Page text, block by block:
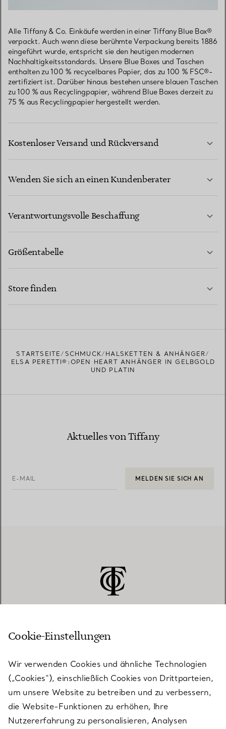
Alle Tiffany & Co. Einkäufe werden in einer Tiffany Blue Box®
verpackt. Auch wenn diese berühmte Verpackung bereits 1886
eingeführt wurde, entspricht sie den heutigen modernen
Nachhaltigkeitsstandards. Unsere Blue Boxes und Taschen
enthalten zu 100 % recycelbares Papier, das zu 100 % FSC®-
zertifiziert ist. Darüber hinaus bestehen unsere blauen Taschen
zu 100 % aus Recyclingpapier, während Blue Boxes derzeit zu
75 % aus Recyclingpapier hergestellt werden.
Kostenloser Versand und Rückversand
Wenden Sie sich an einen Kundenberater
Verantwortungsvolle Beschaffung
Größentabelle
Store finden
STARTSEITE SCHMUCK
HALSKETTEN & ANHÄNGER
ELSA PERETTI®:OPEN HEART ANHÄNGER IN GELBGOLD
UND PLATIN
Aktuelles von Tiffany
E-MAIL MELDEN SIE SICH AN
KUNDENSERVICE
SERVICES
ÜBER TIFFANY & CO.
Cookie-Einstellungen
Wir verwenden Cookies und ähnliche Technologien
(„Cookies“), einschließlich Cookies von Drittparteien,
um unsere Website zu betreiben und zu verbessern,
die Website-Funktionen zu erhöhen, Ihre
Nutzererfahrung zu personalisieren, Analysen